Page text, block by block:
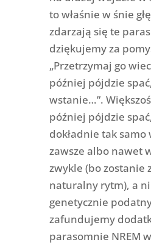
to właśnie w śnie
zdarzają się te
dziękujemy za
„Przetrzymaj go
później pójdzie
wstanie…”.
później pójdzie
dokładnie tak samo
zawsze albo nawet
zwykle (bo zostanie
naturalny rytm), a
genetycznie
zafundujemy
parasomnie NREM